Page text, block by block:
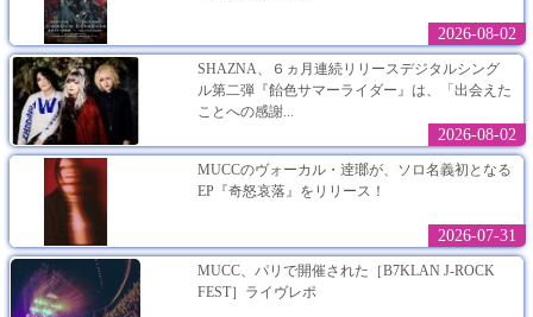
2026-08-02
SHAZNA、６ヵ月連続リリースデジタルシング
ル第二弾『飴色サマーライダー』は、「出会えた
ことへの感謝...
2026-08-02
MUCCのヴォーカル・逹瑯が、ソロ名義初となる
EP『奇怒哀落』をリリース！
2026-07-31
MUCC、パリで開催された［B7KLAN J-ROCK
FEST］ライヴレポ